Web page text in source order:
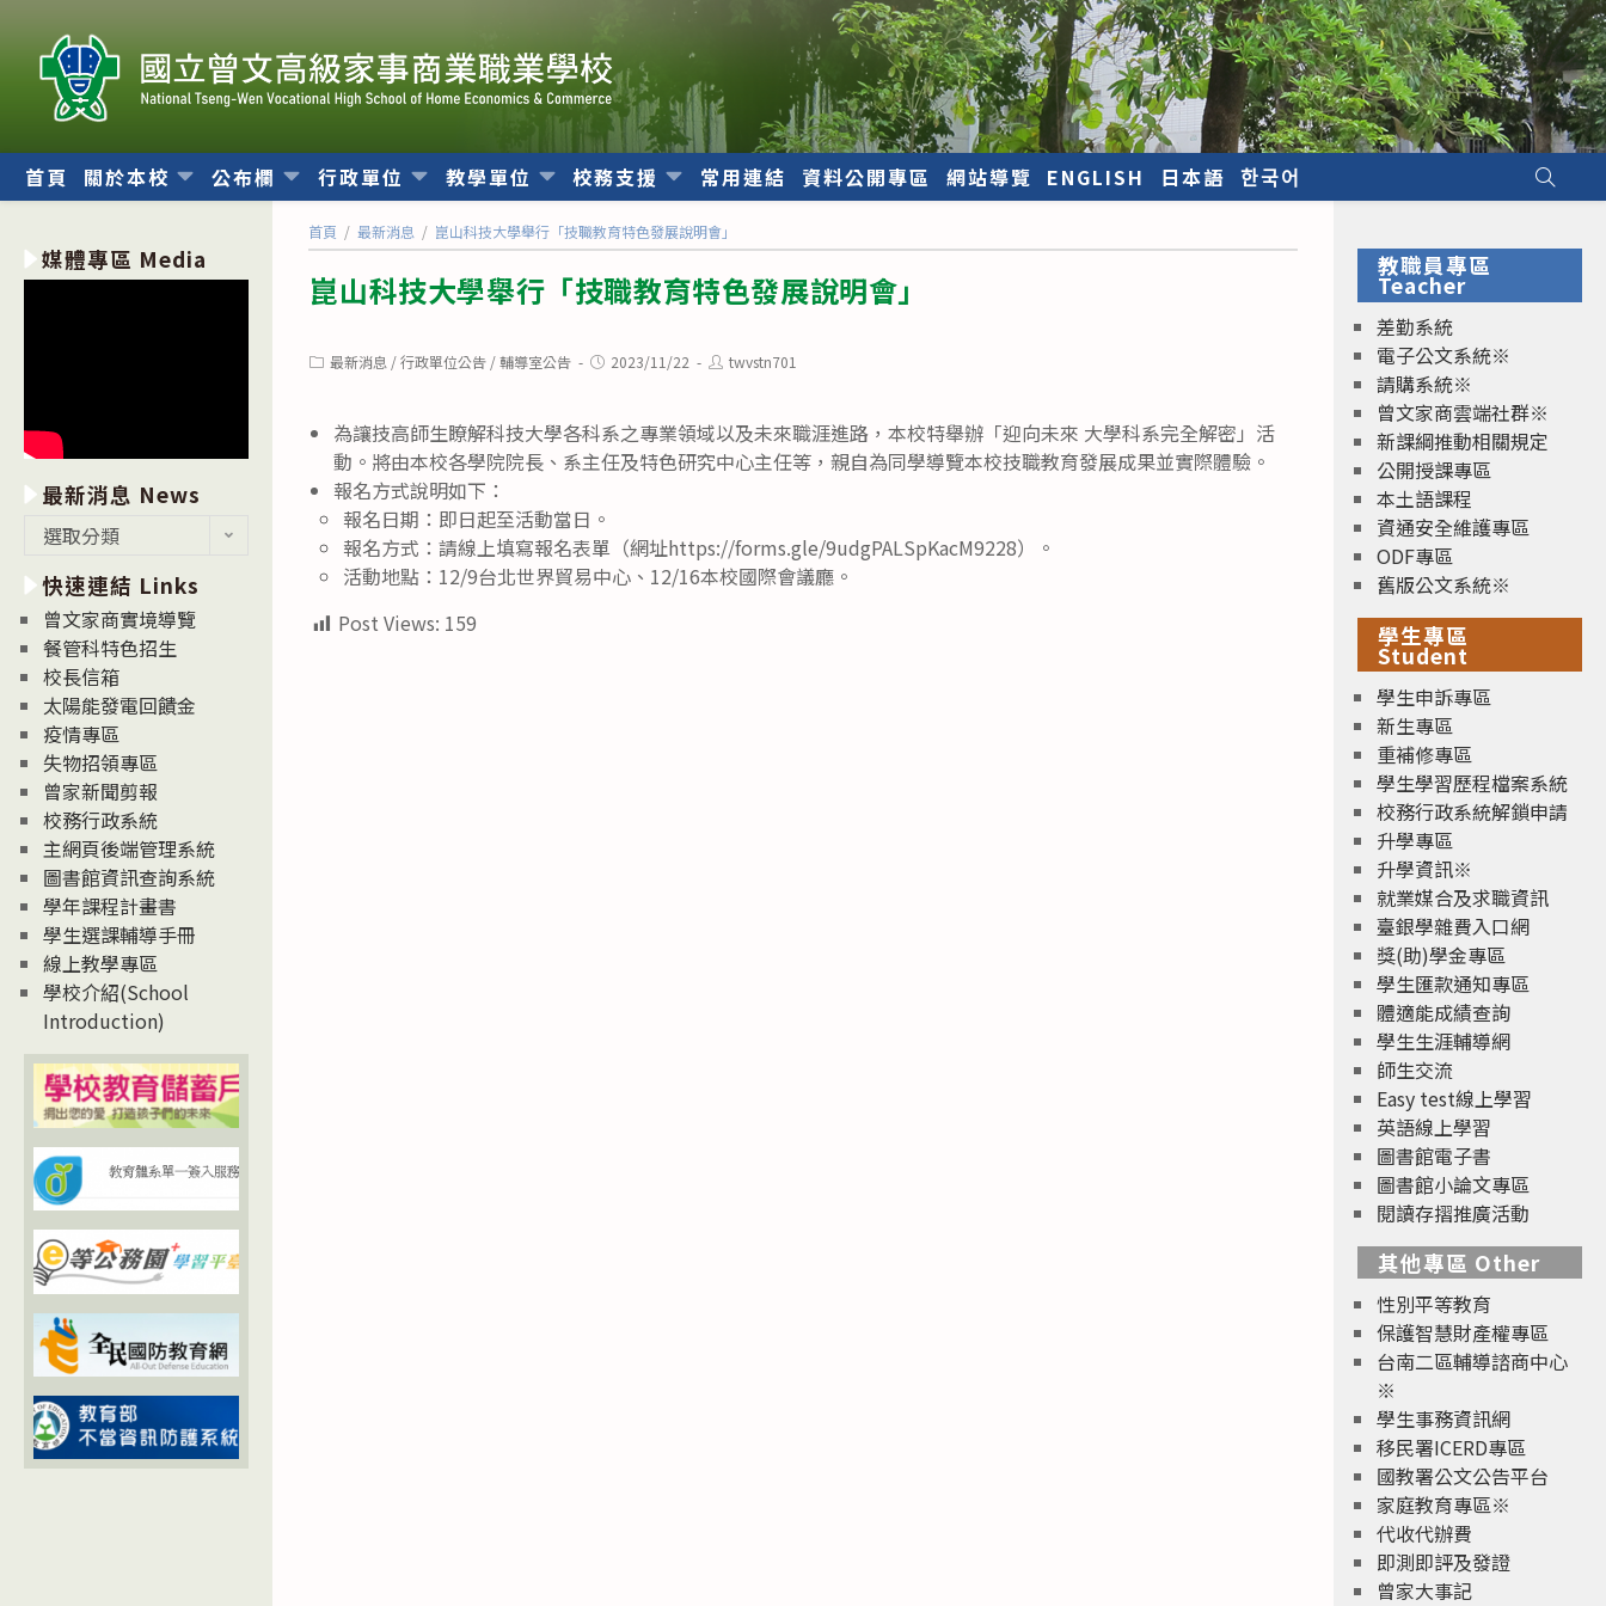
內
首頁 關於本校 公布欄 行政單位 教學單位 校務支援 常用連結 資料公開專區 網站導覽 ENGLISH 日本語 한국어
首頁 / 最新消息 / 崑山科技大學舉行「技職教育特色發展說明會」
崑山科技大學舉行「技職教育特色發展說明會」
Post最新消息 / 行政單位公告 / 輔導室公告
Post2023/11/22
Posttwvstn701
為讓技高師生瞭解科技大學各科系之專業領域以及未來職涯進路，本校特舉辦「迎向未來 大學科系完全解密」活
動。將由本校各學院院長、系主任及特色研究中心主任等，親自為同學導覽本校技職教育發展成果並實際體驗。
報名方式說明如下：
報名日期：即日起至活動當日。
報名方式：請線上填寫報名表單（網址https://forms.gle/9udgPALSpKacM9228）。
活動地點：12/9台北世界貿易中心、12/16本校國際會議廳。
Post Views: 159
媒體專區 Media
最新消息 News
消
息
News
選取分類
快速連結 Links
曾文家商實境導覽
餐管科特色招生
校長信箱
太陽能發電回饋金
疫情專區
失物招領專區
曾家新聞剪報
校務行政系統
主網頁後端管理系統
圖書館資訊查詢系統
學年課程計畫書
學生選課輔導手冊
線上教學專區
學校介紹(School
Introduction)
教職員專區
Teacher
差勤系統
電子公文系統※
請購系統※
曾文家商雲端社群※
新課綱推動相關規定
公開授課專區
本土語課程
資通安全維護專區
ODF專區
舊版公文系統※
學生專區
Student
學生申訴專區
新生專區
重補修專區
學生學習歷程檔案系統
校務行政系統解鎖申請
升學專區
升學資訊※
就業媒合及求職資訊
臺銀學雜費入口網
獎(助)學金專區
學生匯款通知專區
體適能成績查詢
學生生涯輔導網
師生交流
Easy test線上學習
英語線上學習
圖書館電子書
圖書館小論文專區
閱讀存摺推廣活動
其他專區 Other
性別平等教育
保護智慧財產權專區
台南二區輔導諮商中心
※
學生事務資訊網
移民署ICERD專區
國教署公文公告平台
家庭教育專區※
代收代辦費
即測即評及發證
曾家大事記